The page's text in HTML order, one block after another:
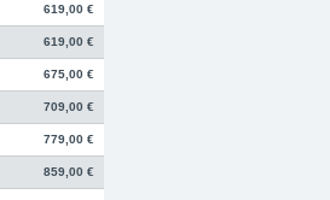
619,00 €
619,00 €
675,00 €
709,00 €
779,00 €
859,00 €